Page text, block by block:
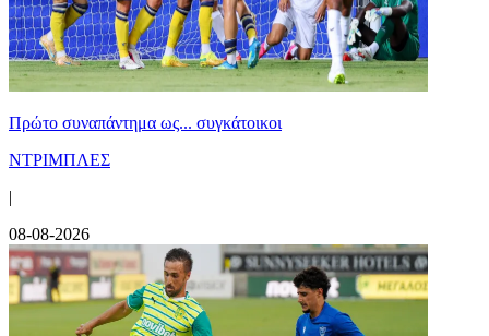
Πρώτο συναπάντημα ως... συγκάτοικοι
ΝΤΡΙΜΠΛΕΣ
|
08-08-2026